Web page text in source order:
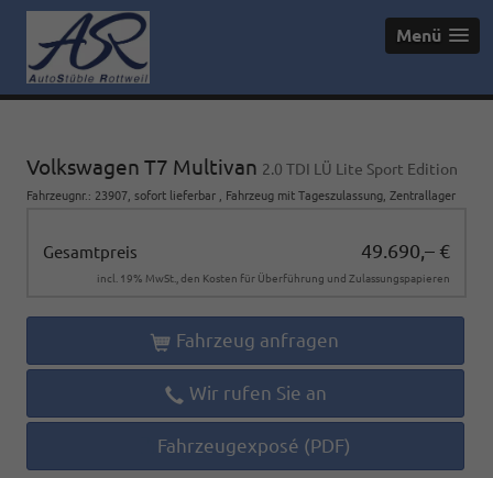
Menü
Volkswagen T7 Multivan 2.0 TDI LÜ Lite Sport Edition
Fahrzeugnr. : 23907 sofort lieferbar Fahrzeug mit Tageszulassung , Zentrallager
Gesamtpreis 49.690,– €
incl. 19% MwSt., den Kosten für Überführung und Zulassungspapieren
Fahrzeug anfragen
Wir rufen Sie an
Fahrzeugexposé (PDF)